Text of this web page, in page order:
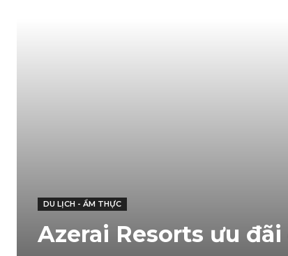
DU LỊCH - ẨM THỰC
Azerai Resorts ưu